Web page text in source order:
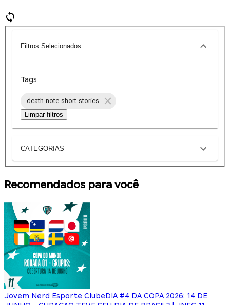
Filtros Selecionados
Tags
death-note-short-stories
Limpar filtros
CATEGORIAS
Recomendados para você
Jovem Nerd Esporte ClubeDIA #4 DA COPA 2026: 14 DE